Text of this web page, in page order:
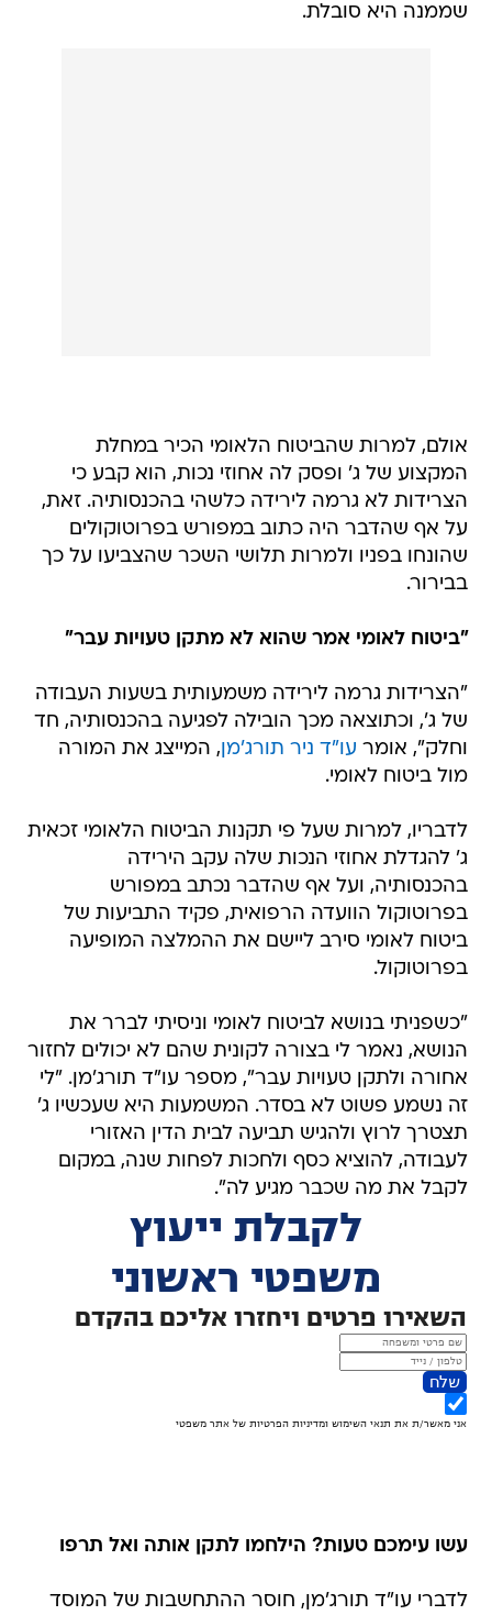
שממנה היא סובלת.
אולם, למרות שהביטוח הלאומי הכיר במחלת
המקצוע של ג' ופסק לה אחוזי נכות, הוא קבע כי
הצרידות לא גרמה לירידה כלשהי בהכנסותיה. זאת,
על אף שהדבר היה כתוב במפורש בפרוטוקולים
שהונחו בפניו ולמרות תלושי השכר שהצביעו על כך
בבירור.
"ביטוח לאומי אמר שהוא לא מתקן טעויות עבר"
"הצרידות גרמה לירידה משמעותית בשעות העבודה
של ג', וכתוצאה מכך הובילה לפגיעה בהכנסותיה, חד
וחלק", אומר עו"ד ניר תורג'מן, המייצג את המורה
מול ביטוח לאומי.
לדבריו, למרות שעל פי תקנות הביטוח הלאומי זכאית
ג' להגדלת אחוזי הנכות שלה עקב הירידה
בהכנסותיה, ועל אף שהדבר נכתב במפורש
בפרוטוקול הוועדה הרפואית, פקיד התביעות של
ביטוח לאומי סירב ליישם את ההמלצה המופיעה
בפרוטוקול.
"כשפניתי בנושא לביטוח לאומי וניסיתי לברר את
הנושא, נאמר לי בצורה לקונית שהם לא יכולים לחזור
אחורה ולתקן טעויות עבר", מספר עו"ד תורג'מן. "לי
זה נשמע פשוט לא בסדר. המשמעות היא שעכשיו ג'
תצטרך לרוץ ולהגיש תביעה לבית הדין האזורי
לעבודה, להוציא כסף ולחכות לפחות שנה, במקום
לקבל את מה שכבר מגיע לה".
עשו עימכם טעות? הילחמו לתקן אותה ואל תרפו
לדברי עו"ד תורג'מן, חוסר ההתחשבות של המוסד